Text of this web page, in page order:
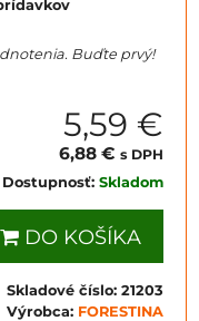
Buďte prvý!
5,59 €
6,88 € s DPH
Dostupnosť: Skladom
DO KOŠÍKA
Skladové číslo: 21203
Výrobca: FORESTINA